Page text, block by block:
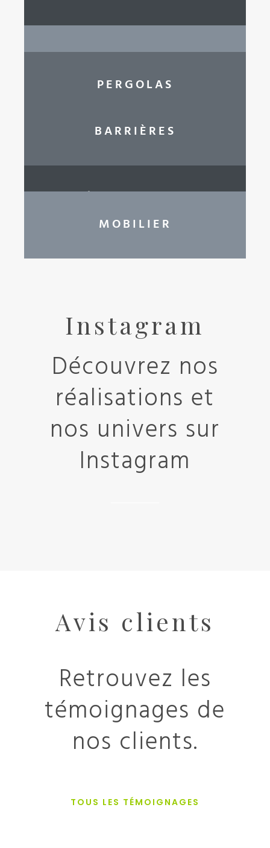
PERGOLAS
BARRIÈRES
MOBILIER
Instagram
Découvrez nos
réalisations et
nos univers sur
Instagram
Avis clients
Retrouvez les
témoignages de
nos clients.
TOUS LES TÉMOIGNAGES